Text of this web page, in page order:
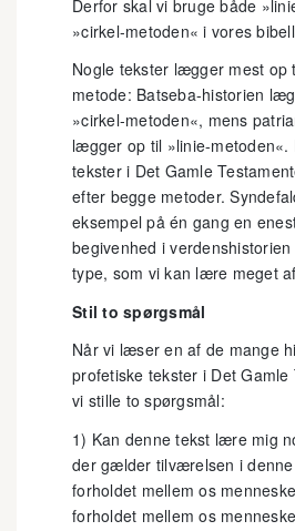
Derfor skal vi bruge både
»cirkel-metoden« i vores
Nogle tekster lægger mest op
metode: Batseba-historien
»cirkel-metoden«, mens
lægger op til »linie-metoden«.
tekster i Det Gamle
efter begge metoder.
eksempel på én gang en
begivenhed i
type, som vi kan lære meget
Stil to spørgsmål
Når vi læser en af de mange
profetiske tekster i Det Gamle
vi stille to spørgsmål:
1) Kan denne tekst lære mig
der gælder tilværelsen i
forholdet mellem os
forholdet mellem os